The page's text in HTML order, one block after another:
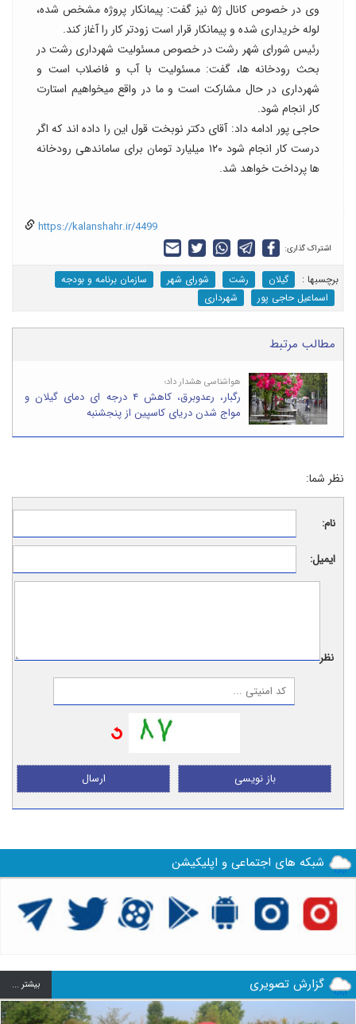
وی در خصوص کانال ژ۵ نیز گفت: پیمانکار پروژه مشخص شده،
لوله خریداری شده و پیمانکار قرار است زودتر کار را آغاز کند.
رئیس شورای شهر رشت در خصوص مسئولیت شهرداری رشت در
بحث رودخانه ها، گفت: مسئولیت با آب و فاضلاب است و
شهرداری در حال مشارکت است و ما در واقع میخواهیم استارت
کار انجام شود.
حاجی پور ادامه داد: آقای دکتر نوبخت قول این را داده اند که اگر
درست کار انجام شود ۱۲۰ میلیارد تومان برای ساماندهی رودخانه
ها پرداخت خواهد شد.
https://kalanshahr.ir/4499
اشتراک گذاری:
برچسب‎ها : گیلان رشت شورای شهر
سازمان برنامه و بودجه
اسماعیل حاجی پور
شهرداری
مطالب مرتبط
هواشناسی هشدار داد؛
رگبار، رعدوبرق، کاهش ۴ درجه ای دمای گیلان و
مواج شدن دریای کاسپین از پنجشنبه
نظر شما:
نام:
ایمیل:
نظر:
ارسال باز نویسی
شبکه های اجتماعی و اپلیکیشن
گزارش تصویری بيشتر ...